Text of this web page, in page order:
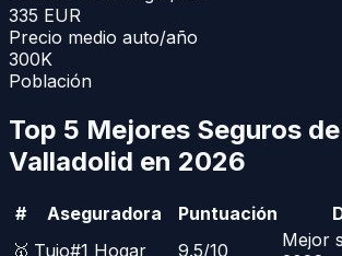
335 EUR
Precio medio auto/año
300K
Población
Top 5 Mejores Seguros
Valladolid en 2026
# Aseguradora Puntuación
🥇 Tuio#1 Hogar 9.5/10
Mejor